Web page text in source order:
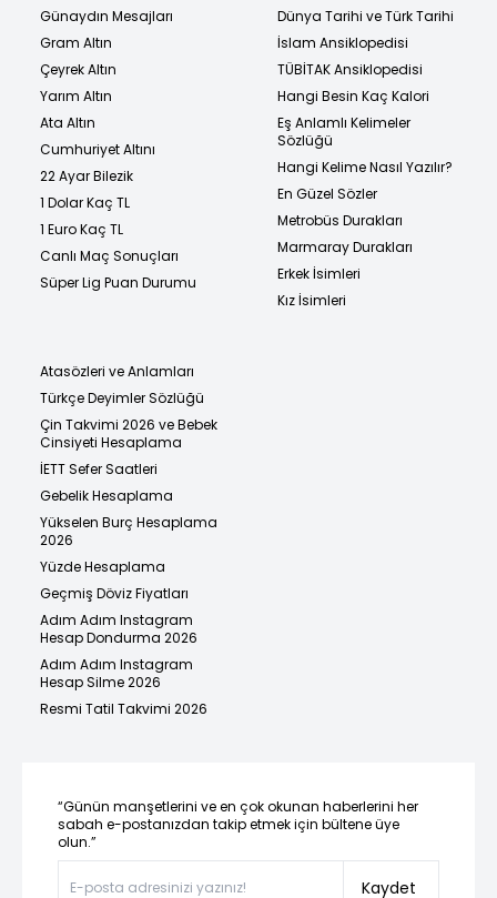
Günaydın Mesajları
Gram Altın
Çeyrek Altın
Yarım Altın
Ata Altın
Cumhuriyet Altını
22 Ayar Bilezik
1 Dolar Kaç TL
1 Euro Kaç TL
Canlı Maç Sonuçları
Süper Lig Puan Durumu
Dünya Tarihi ve Türk Tarihi
İslam Ansiklopedisi
TÜBİTAK Ansiklopedisi
Hangi Besin Kaç Kalori
Eş Anlamlı Kelimeler
Sözlüğü
Hangi Kelime Nasıl Yazılır?
En Güzel Sözler
Metrobüs Durakları
Marmaray Durakları
Erkek İsimleri
Kız İsimleri
Atasözleri ve Anlamları
Türkçe Deyimler Sözlüğü
Çin Takvimi 2026 ve Bebek
Cinsiyeti Hesaplama
İETT Sefer Saatleri
Gebelik Hesaplama
Yükselen Burç Hesaplama
2026
Yüzde Hesaplama
Geçmiş Döviz Fiyatları
Adım Adım Instagram
Hesap Dondurma 2026
Adım Adım Instagram
Hesap Silme 2026
Resmi Tatil Takvimi 2026
“Günün manşetlerini ve en çok okunan haberlerini her
sabah e-postanızdan takip etmek için bültene üye
olun.”
Kaydet